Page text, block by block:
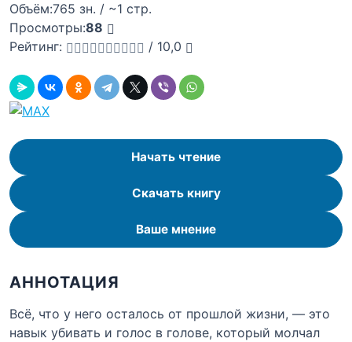
Объём:765 зн. / ~1 стр.
Просмотры:88
Рейтинг:
/ 10,0
Начать чтение
Скачать книгу
Ваше мнение
АННОТАЦИЯ
Всё, что у него осталось от прошлой жизни, — это
навык убивать и голос в голове, который молчал